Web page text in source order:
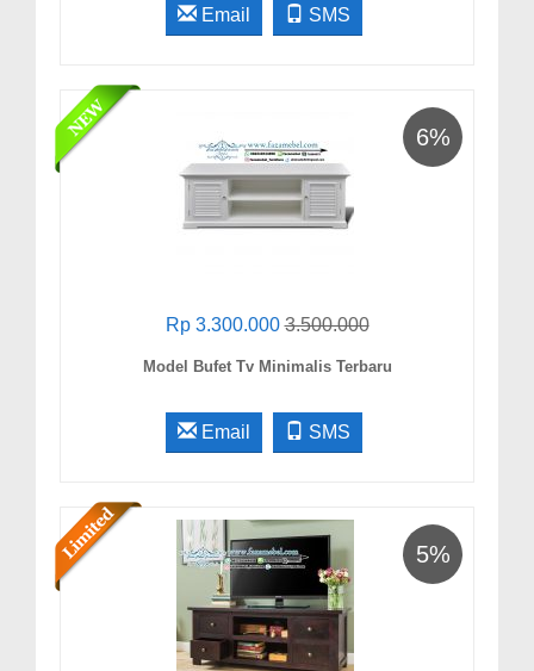
Email SMS
6%
Rp 3.300.0003.500.000
Model Bufet Tv Minimalis Terbaru
Email SMS
5%